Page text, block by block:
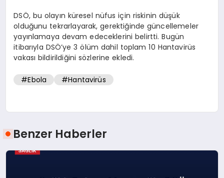
DSÖ, bu olayın küresel nüfus için riskinin düşük
olduğunu tekrarlayarak, gerektiğinde güncellemeler
yayınlamaya devam edeceklerini belirtti. Bugün
itibarıyla DSÖ’ye 3 ölüm dahil toplam 10 Hantavirüs
vakası bildirildiğini sözlerine ekledi.
#Ebola #Hantavirüs
Benzer Haberler